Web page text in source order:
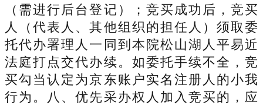
（需进行后台登记）；竞买成功后，竞买
人（代表人、其他组织的担任人）须取委
托代办署理人一同到本院松山湖人平易近
法庭打点交代办续。如委托手续不全，竞
买勾当认定为京东账户实名注册人的小我
行为。八、优先采办权人加入竞买的，应